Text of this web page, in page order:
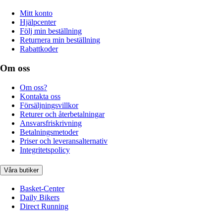
Mitt konto
Hjälpcenter
Följ min beställning
Returnera min beställning
Rabattkoder
Om oss
Om oss?
Kontakta oss
Försäljningsvillkor
Returer och återbetalningar
Ansvarsfriskrivning
Betalningsmetoder
Priser och leveransalternativ
Integritetspolicy
Våra butiker
Basket-Center
Daily Bikers
Direct Running